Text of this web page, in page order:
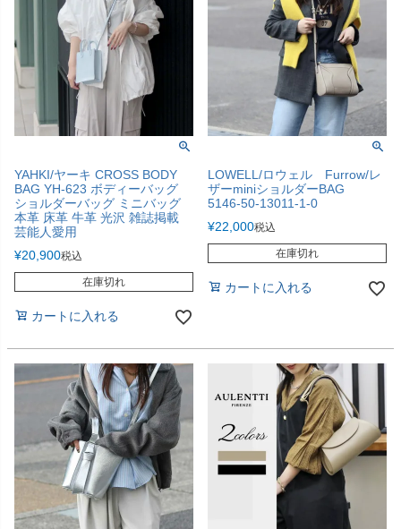
YAHKI/ヤーキ CROSS BODY
BAG YH-623 ボディーバッグ
ショルダーバッグ ミニバッグ
本革 床革 牛革 光沢 雑誌掲載
芸能人愛用
¥20,900税込
在庫切れ
カートに入れる
LOWELL/ロウェル Furrow/レ
ザーminiショルダーBAG
5146-50-13011-1-0
¥22,000税込
在庫切れ
カートに入れる